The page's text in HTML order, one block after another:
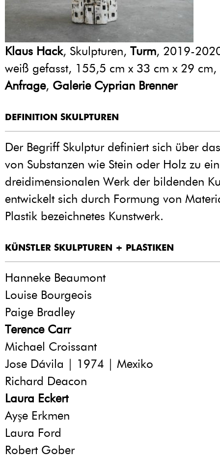
Klaus Hack, Skulpturen, Turm, 2019-
weiß gefasst, 155,5 cm x 33 cm x 29 cm,
Anfrage, Galerie Cyprian Brenner
DEFINITION SKULPTUREN
Der Begriff Skulptur definiert sich über
von Substanzen wie Stein oder Holz zu
dreidimensionalen Werk der bildenden
entwickelt sich durch Formung von
Plastik bezeichnetes Kunstwerk.
KÜNSTLER SKULPTUREN + PLASTIKEN
Hanneke Beaumont
Louise Bourgeois
Paige Bradley
Terence Carr
Michael Croissant
Jose Dávila | 1974 | Mexiko
Richard Deacon
Laura Eckert
Ayşe Erkmen
Laura Ford
Robert Gober